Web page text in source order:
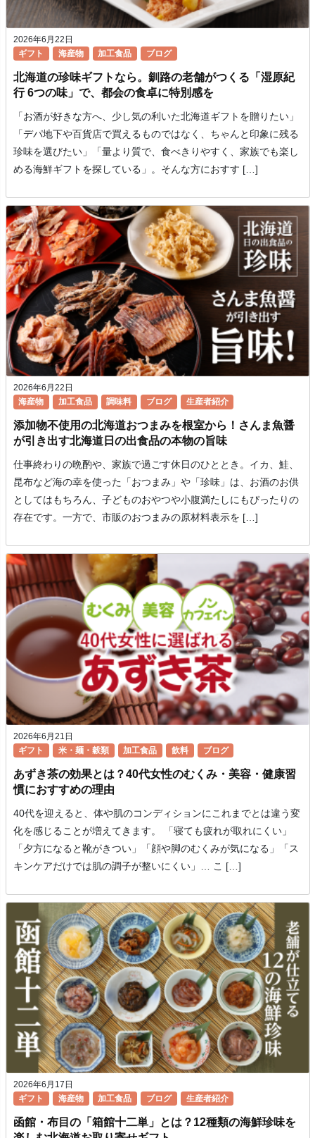
2026年6月22日
ギフト
海産物 加工食品 ブログ
北海道の珍味ギフトなら。釧路の老舗がつくる「湿原紀
行 6つの味」で、都会の食卓に特別感を
「お酒が好きな方へ、少し気の利いた北海道ギフトを贈りたい」
「デパ地下や百貨店で買えるものではなく、ちゃんと印象に残る
珍味を選びたい」「量より質で、食べきりやすく、家族でも楽し
める海鮮ギフトを探している」。そんな方におすす […]
2026年6月22日
海産物
加工食品 調味料 ブログ 生産者紹介
添加物不使用の北海道おつまみを根室から！さんま魚醤
が引き出す北海道日の出食品の本物の旨味
仕事終わりの晩酌や、家族で過ごす休日のひととき。イカ、鮭、
昆布など海の幸を使った「おつまみ」や「珍味」は、お酒のお供
としてはもちろん、子どものおやつや小腹満たしにもぴったりの
存在です。一方で、市販のおつまみの原材料表示を […]
2026年6月21日
ギフト
米・麺・穀類 加工食品 飲料 ブログ
あずき茶の効果とは？40代女性のむくみ・美容・健康習
慣におすすめの理由
40代を迎えると、体や肌のコンディションにこれまでとは違う変
化を感じることが増えてきます。 「寝ても疲れが取れにくい」
「夕方になると靴がきつい」「顔や脚のむくみが気になる」「ス
キンケアだけでは肌の調子が整いにくい」… こ […]
2026年6月17日
ギフト
海産物 加工食品 ブログ 生産者紹介
函館・布目の「箱館十二単」とは？12種類の海鮮珍味を